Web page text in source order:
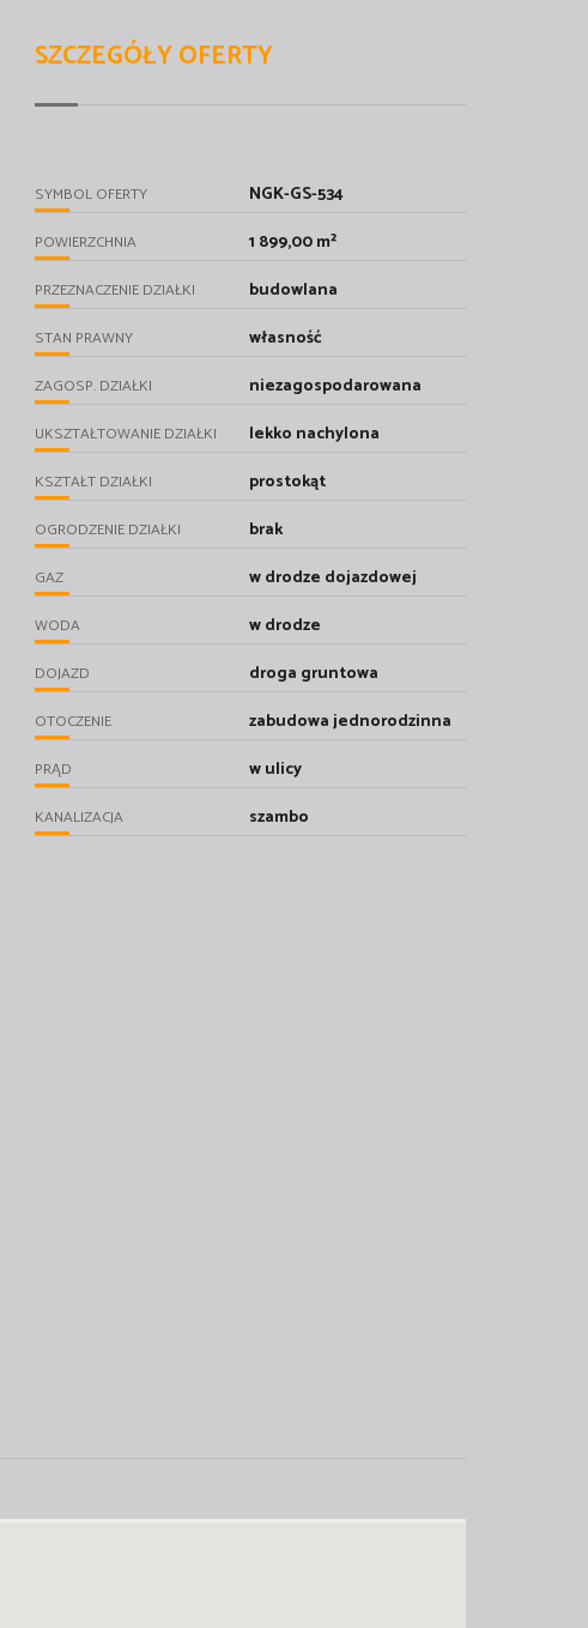
SZCZEGÓŁY OFERTY
SYMBOL OFERTY NGK-GS-534
POWIERZCHNIA 1 899,00 m²
PRZEZNACZENIE DZIAŁKI budowlana
STAN PRAWNY własność
ZAGOSP. DZIAŁKI niezagospodarowana
UKSZTAŁTOWANIE DZIAŁKI lekko nachylona
KSZTAŁT DZIAŁKI prostokąt
OGRODZENIE DZIAŁKI brak
GAZ w drodze dojazdowej
WODA w drodze
DOJAZD droga gruntowa
OTOCZENIE zabudowa jednorodzinna
PRĄD w ulicy
KANALIZACJA szambo